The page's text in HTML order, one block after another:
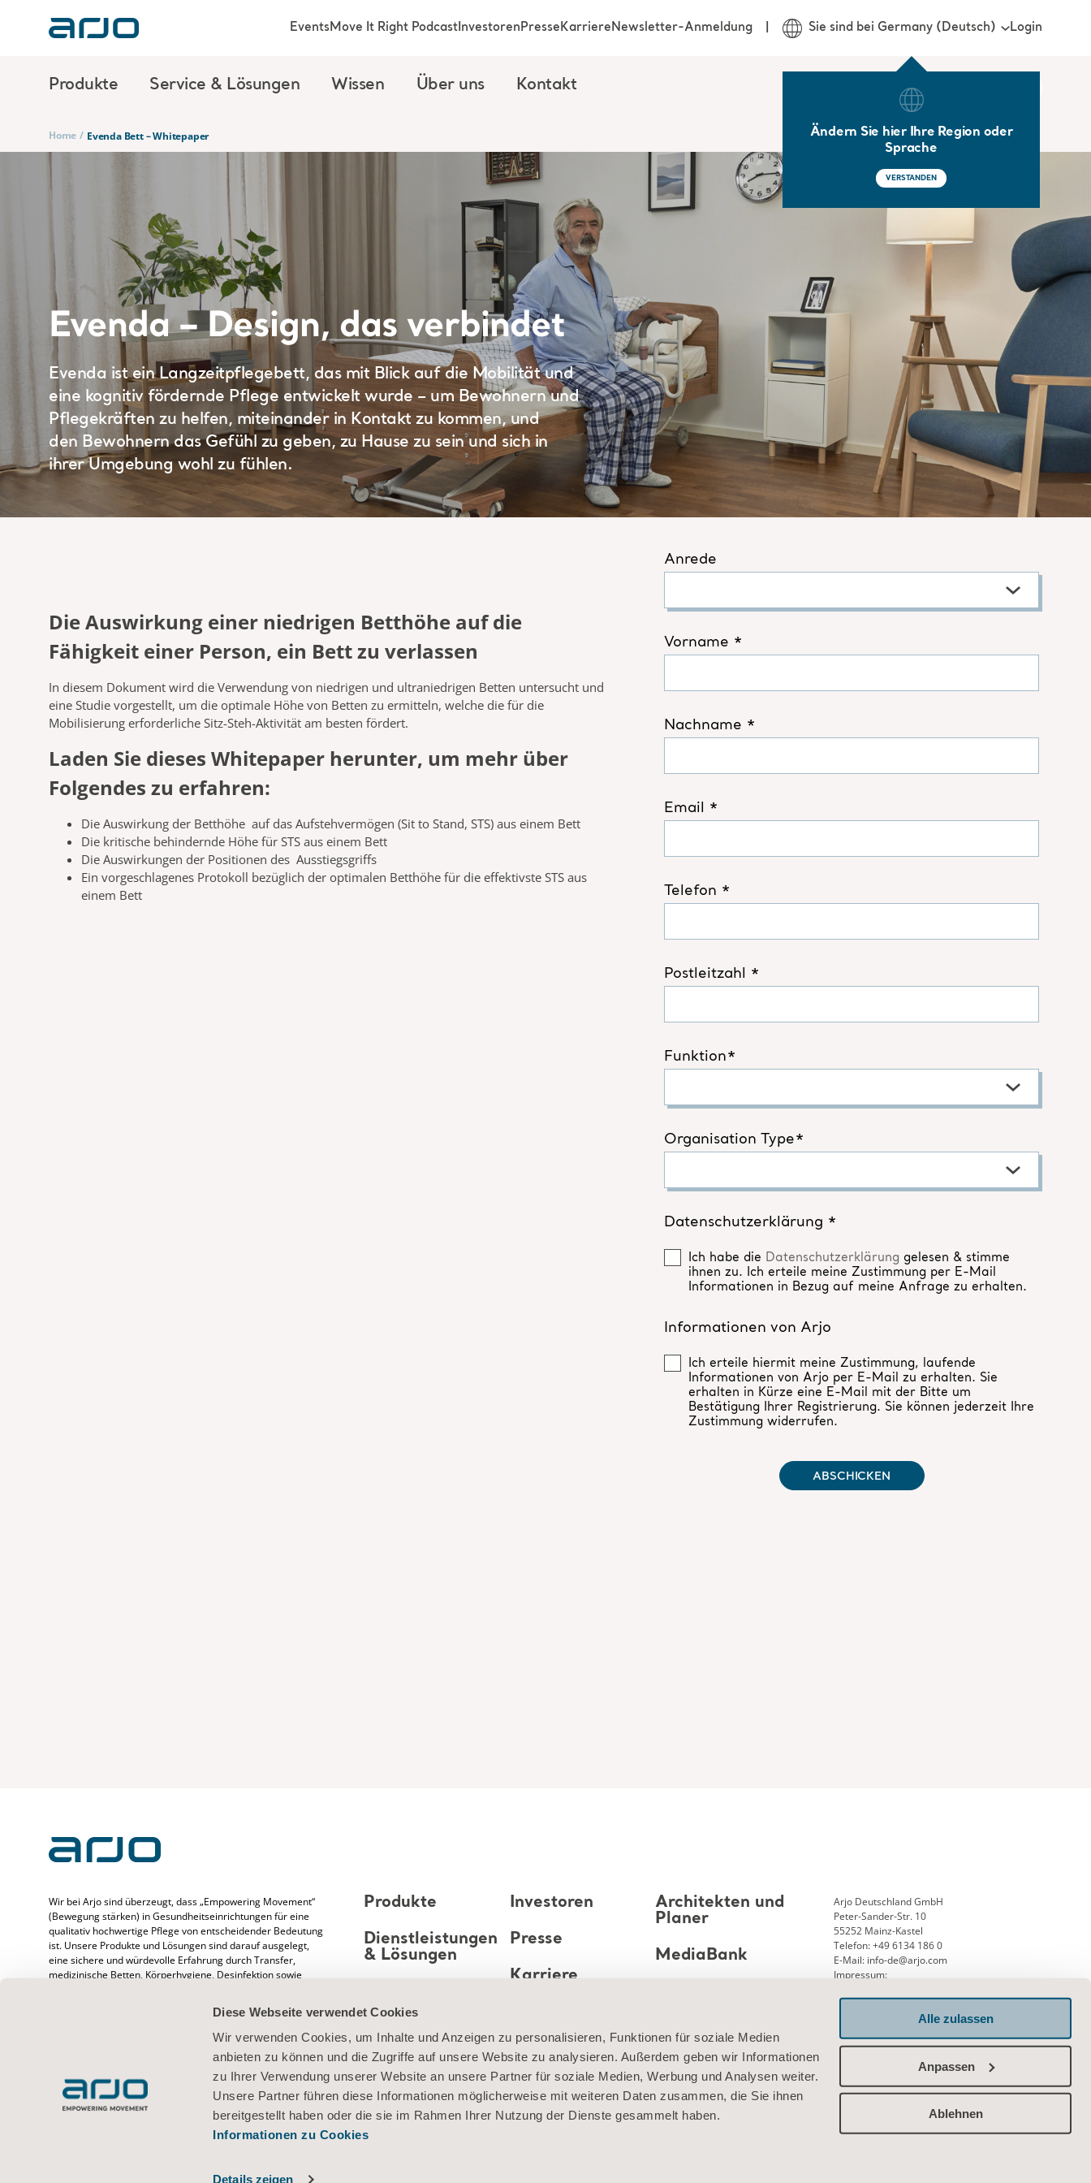
Diese Webseite verwendet Cookies
Wir verwenden Cookies, um Inhalte und Anzeigen zu personalisieren, Funktionen für soziale Medien
anbieten zu können und die Zugriffe auf unsere Website zu analysieren. Außerdem geben wir Informationen
zu Ihrer Verwendung unserer Website an unsere Partner für soziale Medien, Werbung und Analysen weiter.
Unsere Partner führen diese Informationen möglicherweise mit weiteren Daten zusammen, die Sie ihnen
bereitgestellt haben oder die sie im Rahmen Ihrer Nutzung der Dienste gesammelt haben.
Informationen zu Cookies
Details zeigen
Alle zulassen
Anpassen
Ablehnen
Produkte Service & Lösungen Wissen Über uns Kontakt
EventsMove It Right PodcastInvestorenPresseKarriereNewsletter-Anmeldung Sie sind bei Germany (Deutsch)
Ändern Sie hier Ihre Region oder
Sprache
VERSTANDEN
Login
Home / Evenda Bett – Whitepaper
Evenda – Design, das verbindet​
Evenda ist ein Langzeitpflegebett, das mit Blick auf die Mobilität und
eine kognitiv fördernde Pflege entwickelt wurde – um Bewohnern und
Pflegekräften zu helfen, miteinander in Kontakt zu kommen, und
den Bewohnern das Gefühl zu geben, zu Hause zu sein und sich in
ihrer Umgebung wohl zu fühlen.
Die Auswirkung einer niedrigen Betthöhe auf die
Fähigkeit einer Person, ein Bett zu verlassen
In diesem Dokument wird die Verwendung von niedrigen und ultraniedrigen Betten untersucht und
eine Studie vorgestellt, um die optimale Höhe von Betten zu ermitteln, welche die für die
Mobilisierung erforderliche Sitz-Steh-Aktivität am besten fördert.
Laden Sie dieses Whitepaper herunter, um mehr über
Folgendes zu erfahren:
Die Auswirkung der Betthöhe auf das Aufstehvermögen (Sit to Stand, STS) aus einem Bett​
Die kritische behindernde Höhe für STS aus einem Bett
Die Auswirkungen der Positionen des Ausstiegsgriffs
Ein vorgeschlagenes Protokoll bezüglich der optimalen Betthöhe für die effektivste STS aus
einem Bett
Wir bei Arjo sind überzeugt, dass „Empowering Movement“
(Bewegung stärken) in Gesundheitseinrichtungen für eine
qualitativ hochwertige Pflege von entscheidender Bedeutung
ist. Unsere Produkte und Lösungen sind darauf ausgelegt,
eine sichere und würdevolle Erfahrung durch Transfer,
medizinische Betten, Körperhygiene, Desinfektion sowie
6500 Menschen weltweit und verfügen über mehr als 65
Jahre Erfahrung im Umgang mit Patienten/Bewohnern und
bessere klinische Ergebnisse für Menschen ein, deren
Mobilität beeinträchtigt ist.
Produkte
Dienstleistungen
& Lösungen
Über uns
Kontaktieren Sie
uns
Investoren
Presse
Karriere
Architekten und
Planer
MediaBank
Arjo Deutschland GmbH
Peter-Sander-Str. 10
55252 Mainz-Kastel
Telefon: +49 6134 186 0
E-Mail: info-de@arjo.com
Impressum:
Amtsgericht Wiesbaden 25, HRB 12913
USTID-Nr. DE 126341715
Verbinden Sie sich mit uns
Datenschutzerklärung Webrichtlinien
Informationen zu Cookies